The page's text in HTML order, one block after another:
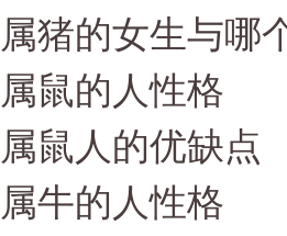
属猪的女生与哪
属鼠的人性格
属鼠人的优缺点
属牛的人性格